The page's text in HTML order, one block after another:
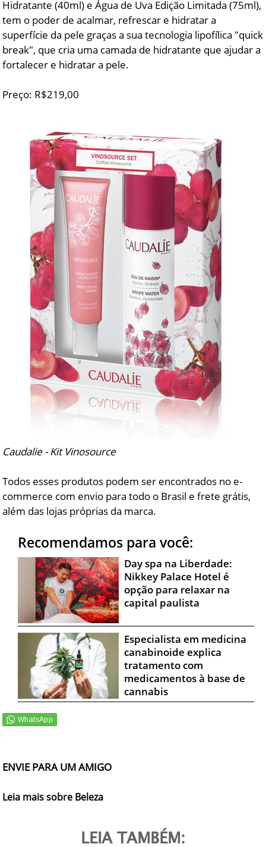
Hidratante (40ml) e Água de Uva Edição Limitada (75ml),
tem o poder de acalmar, refrescar e hidratar a
superfície da pele graças a sua tecnologia lipofílica "quick
break", que cria uma camada de hidratante que ajudar a
fortalecer e hidratar a pele.
Preço: R$219,00
Caudalie - Kit Vinosource
Todos esses produtos podem ser encontrados no e-
commerce com envio para todo o Brasil e frete grátis,
além das lojas próprias da marca.
Recomendamos para você:
Day spa na Liberdade:
Nikkey Palace Hotel é
opção para relaxar na
capital paulista
Especialista em medicina
canabinoide explica
tratamento com
medicamentos à base de
cannabis
ENVIE PARA UM AMIGO
Leia mais sobre Beleza
LEIA TAMBÉM: